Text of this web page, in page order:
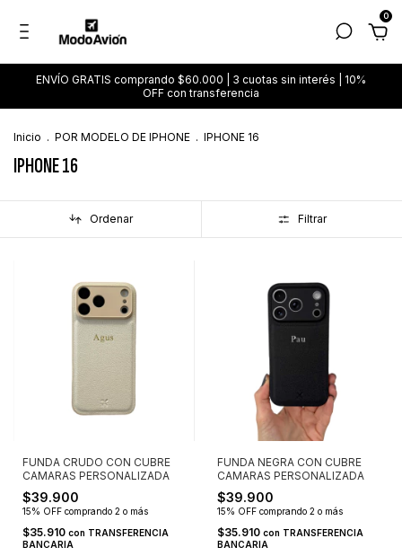
0
ENVÍO GRATIS comprando $60.000 | 3 cuotas sin interés | 10%
OFF con transferencia
Inicio . POR MODELO DE IPHONE . IPHONE 16
IPHONE 16
Ordenar Filtrar
FUNDA CRUDO CON CUBRE
CAMARAS PERSONALIZADA
$39.900
15% OFF comprando 2 o más
$35.910 con TRANSFERENCIA
BANCARIA
FUNDA NEGRA CON CUBRE
CAMARAS PERSONALIZADA
$39.900
15% OFF comprando 2 o más
$35.910 con TRANSFERENCIA
BANCARIA